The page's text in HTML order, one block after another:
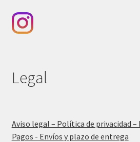
Legal
Aviso legal – Política de privacidad
Pagos - Envíos y plazo de entrega